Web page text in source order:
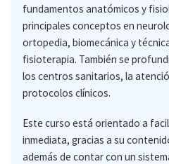
fundamentos anatómicos y
principales conceptos en
ortopedia, biomecánica y
fisioterapia. También se
los centros sanitarios, la
protocolos clínicos.
Este curso está orientado a
inmediata, gracias a su
además de contar con un